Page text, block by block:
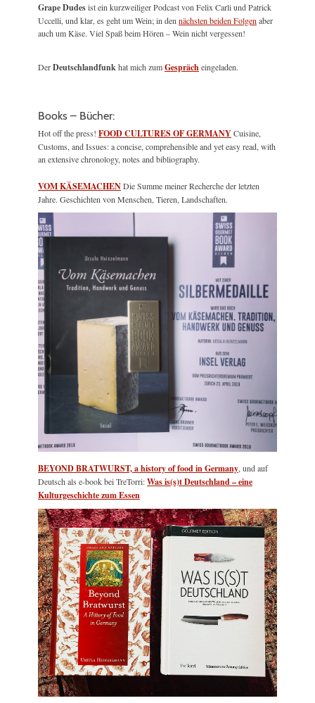
Grape Dudesist ein kurzweiliger Podcast von Felix Carli und Patrick
Uccelli, und klar, es geht um Wein; in den nächsten beiden Folgen aber
auch um Käse. Viel Spaß beim Hören – Wein nicht vergessen!
DerDeutschlandfunkhat mich zumGesprächeingeladen.
Books – Bücher:
Hot off the press! FOOD CULTURES OF GERMANYCuisine,
Customs, and Issues: a concise, comprehensible and yet easy read, with
an extensive chronology, notes and bibliography.
VOM KÄSEMACHENDie Summe meiner Recherche der letzten
Jahre. Geschichten von Menschen, Tieren, Landschaften.
BEYOND BRATWURST, a history of food in Germany , und auf
Deutsch als e-book bei TreTorri:Was is(s)t Deutschland – eine
Kulturgeschichte zum Essen